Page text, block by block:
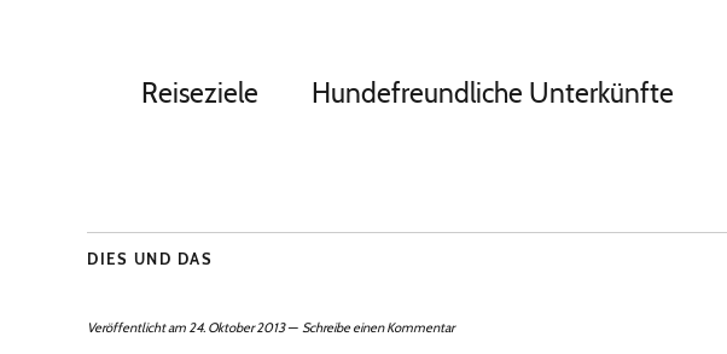
Reiseziele Hundefreundliche Unterkünfte
DIES UND DAS
Veröffentlicht am 24. Oktober 2013 Schreibe einen Kommentar